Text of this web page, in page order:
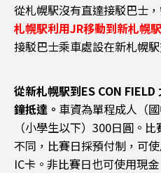
從札幌駅沒有直達接駁巴士
札幌駅利用JR移動到新札幌
接駁巴士乘車處設在新札幌
從新札幌駅到ES CON
鐘抵達。 車資為單程成人（
（小學生以下）300日圓。
不同，比賽日採預付制，可
IC卡。非比賽日也可使用現金